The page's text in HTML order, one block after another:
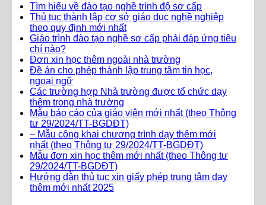
Tìm hiểu về đào tạo nghề trình độ sơ cấp
Thủ tục thành lập cơ sở giáo dục nghề nghiệp
theo quy định mới nhất
Giáo trình đào tạo nghề sơ cấp phải đáp ứng tiêu
chí nào?
Đơn xin học thêm ngoài nhà trường
Đề án cho phép thành lập trung tâm tin học,
ngoại ngữ
Các trường hợp Nhà trường được tổ chức dạy
thêm trong nhà trường
Mẫu báo cáo của giáo viên mới nhất (theo Thông
tư 29/2024/TT-BGDĐT)
– Mẫu công khai chương trình dạy thêm mới
nhất (theo Thông tư 29/2024/TT-BGDĐT)
Mẫu đơn xin học thêm mới nhất (theo Thông tư
29/2024/TT-BGDĐT)
Hướng dẫn thủ tục xin giấy phép trung tâm dạy
thêm mới nhất 2025